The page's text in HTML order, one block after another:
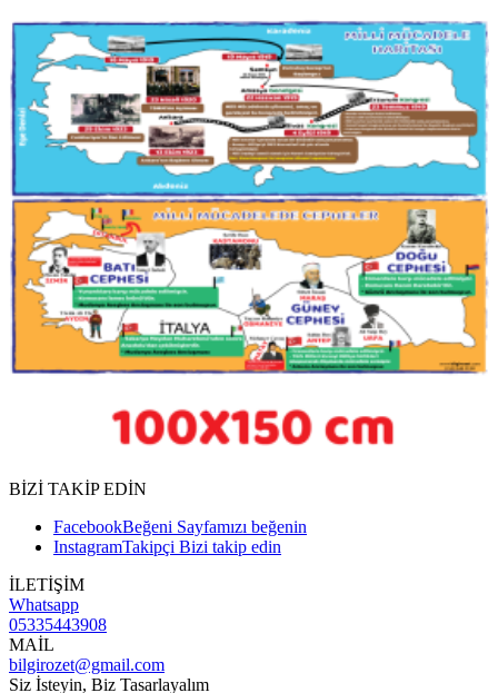
BİZİ TAKİP EDİN
FacebookBeğeni Sayfamızı beğenin
InstagramTakipçi Bizi takip edin
İLETİŞİM
Whatsapp
05335443908
MAİL
bilgirozet@gmail.com
Siz İsteyin, Biz Tasarlayalım